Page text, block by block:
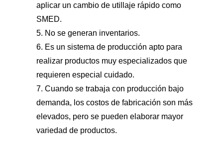
aplicar un cambio de utillaje rápido como
SMED.
5. No se generan inventarios.
6. Es un sistema de producción apto para
realizar productos muy especializados que
requieren especial cuidado.
7. Cuando se trabaja con producción bajo
demanda, los costos de fabricación son más
elevados, pero se pueden elaborar mayor
variedad de productos.